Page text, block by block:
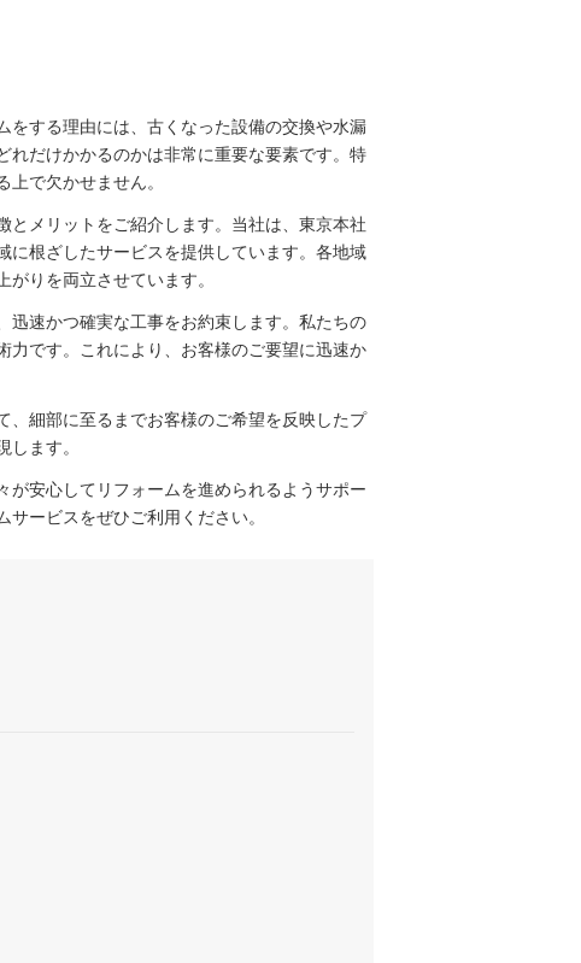
をする理由には、古くなった設備の交換や水漏
れだけかかるのかは非常に重要な要素です。特
で欠かせません。
とメリットをご紹介します。当社は、東京本社
に根ざしたサービスを提供しています。各地域
りを両立させています。
迅速かつ確実な工事をお約束します。私たちの
力です。これにより、お客様のご要望に迅速か
、細部に至るまでお客様のご希望を反映したプ
ます。
が安心してリフォームを進められるようサポー
ービスをぜひご利用ください。